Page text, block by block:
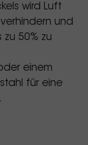
wird Luft
und
50% zu
einem
für eine